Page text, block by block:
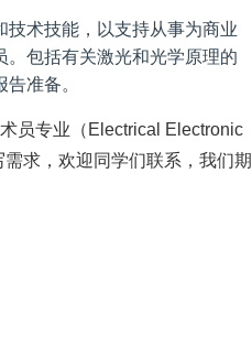
术技能，以支持从事为商业
包括有关激光和光学原理的
准备。
员专业（Electrical Electronic
求，欢迎同学们联系，我们期